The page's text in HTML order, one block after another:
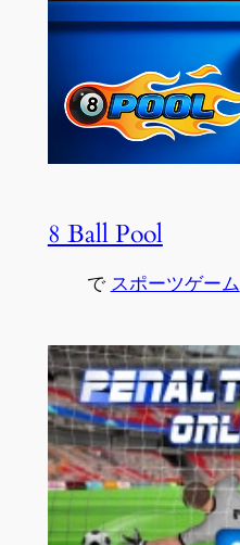
8 Ball Pool
で スポーツゲーム